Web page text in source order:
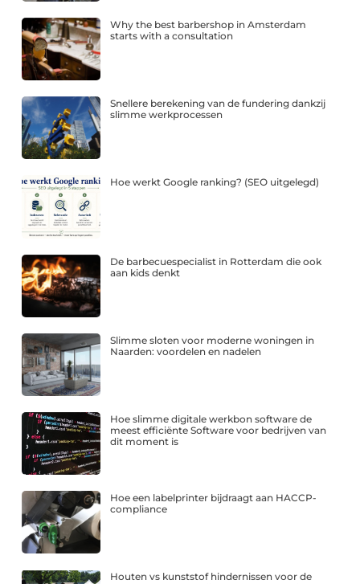
Why the best barbershop in Amsterdam
starts with a consultation
Snellere berekening van de fundering dankzij
slimme werkprocessen
Hoe werkt Google ranking? (SEO uitgelegd)
De barbecuespecialist in Rotterdam die ook
aan kids denkt
Slimme sloten voor moderne woningen in
Naarden: voordelen en nadelen
Hoe slimme digitale werkbon software de
meest efficiënte Software voor bedrijven van
dit moment is
Hoe een labelprinter bijdraagt aan HACCP-
compliance
Houten vs kunststof hindernissen voor de